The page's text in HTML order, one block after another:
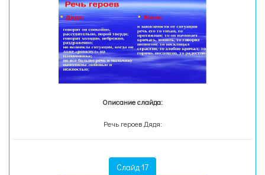
Описание слайда:
Речь героев Дядя:
Слайд 17